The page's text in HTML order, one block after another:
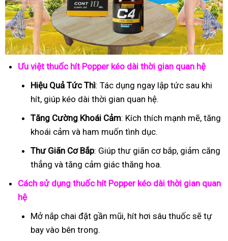
Ưu việt thuốc hít Popper kéo dài thời gian quan hệ
Hiệu Quả Tức Thì: Tác dụng ngay lập tức sau khi
hít, giúp kéo dài thời gian quan hệ.
Tăng Cường Khoái Cảm: Kích thích mạnh mẽ, tăng
khoái cảm và ham muốn tình dục.
Thư Giãn Cơ Bắp: Giúp thư giãn cơ bắp, giảm căng
thẳng và tăng cảm giác thăng hoa.
Cách sử dụng thuốc hít Popper kéo dài thời gian quan
hệ
Mở nắp chai đặt gần mũi, hít hơi sâu thuốc sẽ tự
bay vào bên trong.